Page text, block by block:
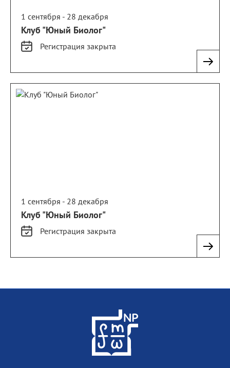
1 сентября - 28 декабря
Клуб "Юный Биолог"
Регистрация закрыта
1 сентября - 28 декабря
Клуб "Юный Биолог"
Регистрация закрыта